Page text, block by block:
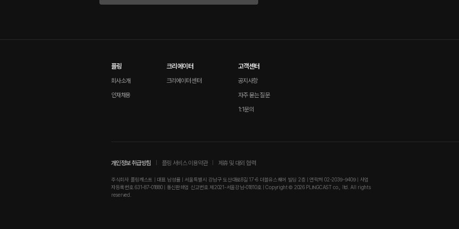
플링
회사소개
인재채용
크리에이터
크리에이터 센터
고객센터
공지사항
자주 묻는 질문
1:1문의
개인정보 취급방침 플링 서비스 이용약관 제휴 및 대외 협력
주식회사 플링캐스트 | 대표 남성률 | 서울특별시 강남구 도산대로8길 17-6 더블유스퀘어 빌딩 2층 | 연락처 02-2039-9409 | 사업
자등록번호 631-87-01880 | 통신판매업 신고번호 제2021-서울강남-01810호 | Copyright © 2026 PLINGCAST co., ltd. All rights
reserved.